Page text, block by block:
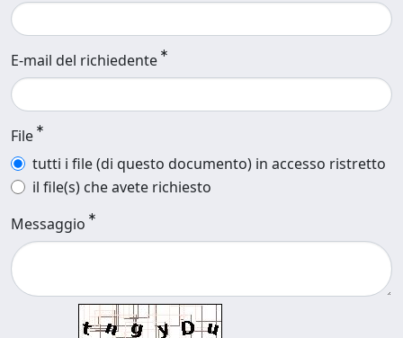
E-mail del richiedente
File
tutti i file (di questo documento) in accesso ristretto
il file(s) che avete richiesto
Messaggio